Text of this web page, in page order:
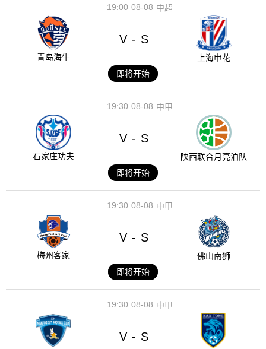
08-08
19:00 中超
青岛海牛
V - S
上海申花
即将开始
08-08
19:30 中甲
石家庄功夫
V - S
陕西联合月亮泊队
即将开始
08-08
19:30 中甲
梅州客家
V - S
佛山南狮
即将开始
08-08
19:30 中甲
V - S